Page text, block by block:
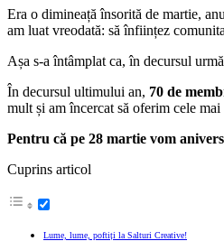
Era o dimineață însorită de martie,
am luat vreodată: să înființez
Așa s-a întâmplat ca, în decursul
În decursul ultimului an, 70 de
mult și am încercat să oferim cele
Pentru că pe 28 martie vom
Cuprins articol
Lume, lume, poftiți la Salturi Creative!